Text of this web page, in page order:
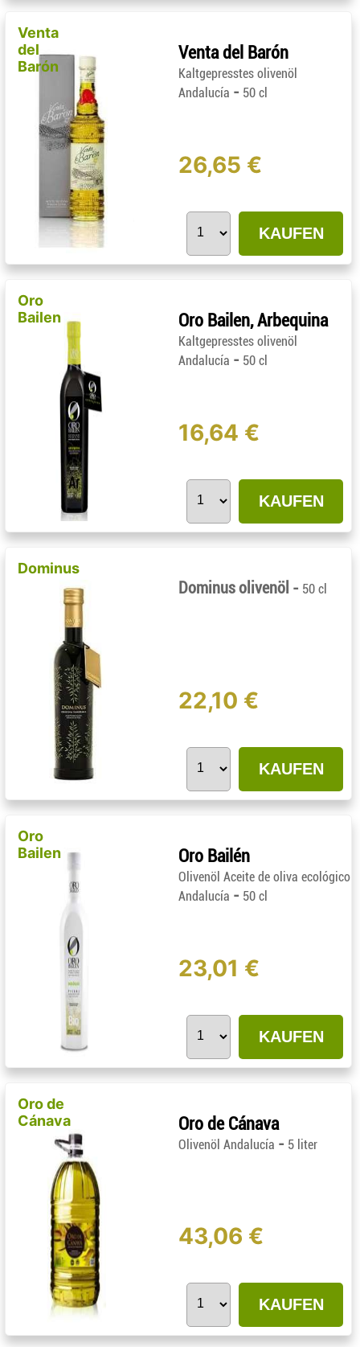
Venta
del
Barón
Venta del Barón
Kaltgepresstes olivenöl
Andalucía - 50 cl
26,65 €
KAUFEN
Oro
Bailen
Oro Bailen, Arbequina
Kaltgepresstes olivenöl
Andalucía - 50 cl
16,64 €
KAUFEN
Dominus
Dominus olivenöl - 50 cl
22,10 €
KAUFEN
Oro
Bailen
Oro Bailén
Olivenöl Aceite de oliva ecológico
Andalucía - 50 cl
23,01 €
KAUFEN
Oro de
Cánava
Oro de Cánava
Olivenöl Andalucía - 5 liter
43,06 €
KAUFEN